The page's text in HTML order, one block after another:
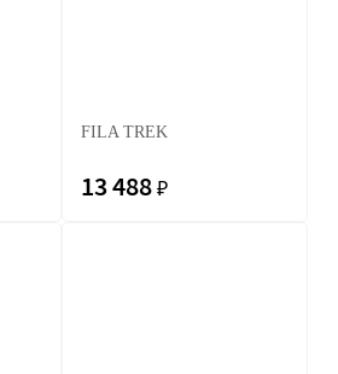
FILA TREK
13 488 ₽